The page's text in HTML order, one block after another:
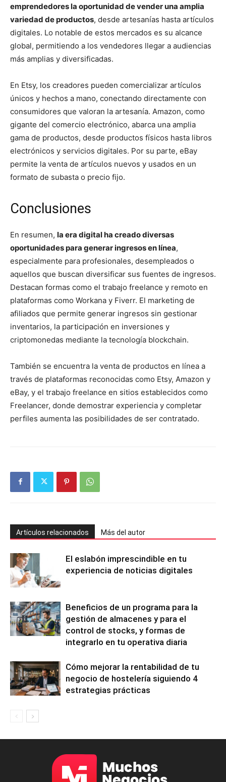
emprendedores la oportunidad de vender una amplia
variedad de productos, desde artesanías hasta artículos
digitales. Lo notable de estos mercados es su alcance
global, permitiendo a los vendedores llegar a audiencias
más amplias y diversificadas.
En Etsy, los creadores pueden comercializar artículos
únicos y hechos a mano, conectando directamente con
consumidores que valoran la artesanía. Amazon, como
gigante del comercio electrónico, abarca una amplia
gama de productos, desde productos físicos hasta libros
electrónicos y servicios digitales. Por su parte, eBay
permite la venta de artículos nuevos y usados en un
formato de subasta o precio fijo.
Conclusiones
En resumen, la era digital ha creado diversas
oportunidades para generar ingresos en línea,
especialmente para profesionales, desempleados o
aquellos que buscan diversificar sus fuentes de ingresos.
Destacan formas como el trabajo freelance y remoto en
plataformas como Workana y Fiverr. El marketing de
afiliados que permite generar ingresos sin gestionar
inventarios, la participación en inversiones y
criptomonedas mediante la tecnología blockchain.
También se encuentra la venta de productos en línea a
través de plataformas reconocidas como Etsy, Amazon y
eBay, y el trabajo freelance en sitios establecidos como
Freelancer, donde demostrar experiencia y completar
perfiles aumenta las posibilidades de ser contratado.
Artículos relacionados Más del autor
El eslabón imprescindible en tu
experiencia de noticias digitales
Beneficios de un programa para la
gestión de almacenes y para el
control de stocks, y formas de
integrarlo en tu operativa diaria
Cómo mejorar la rentabilidad de tu
negocio de hostelería siguiendo 4
estrategias prácticas